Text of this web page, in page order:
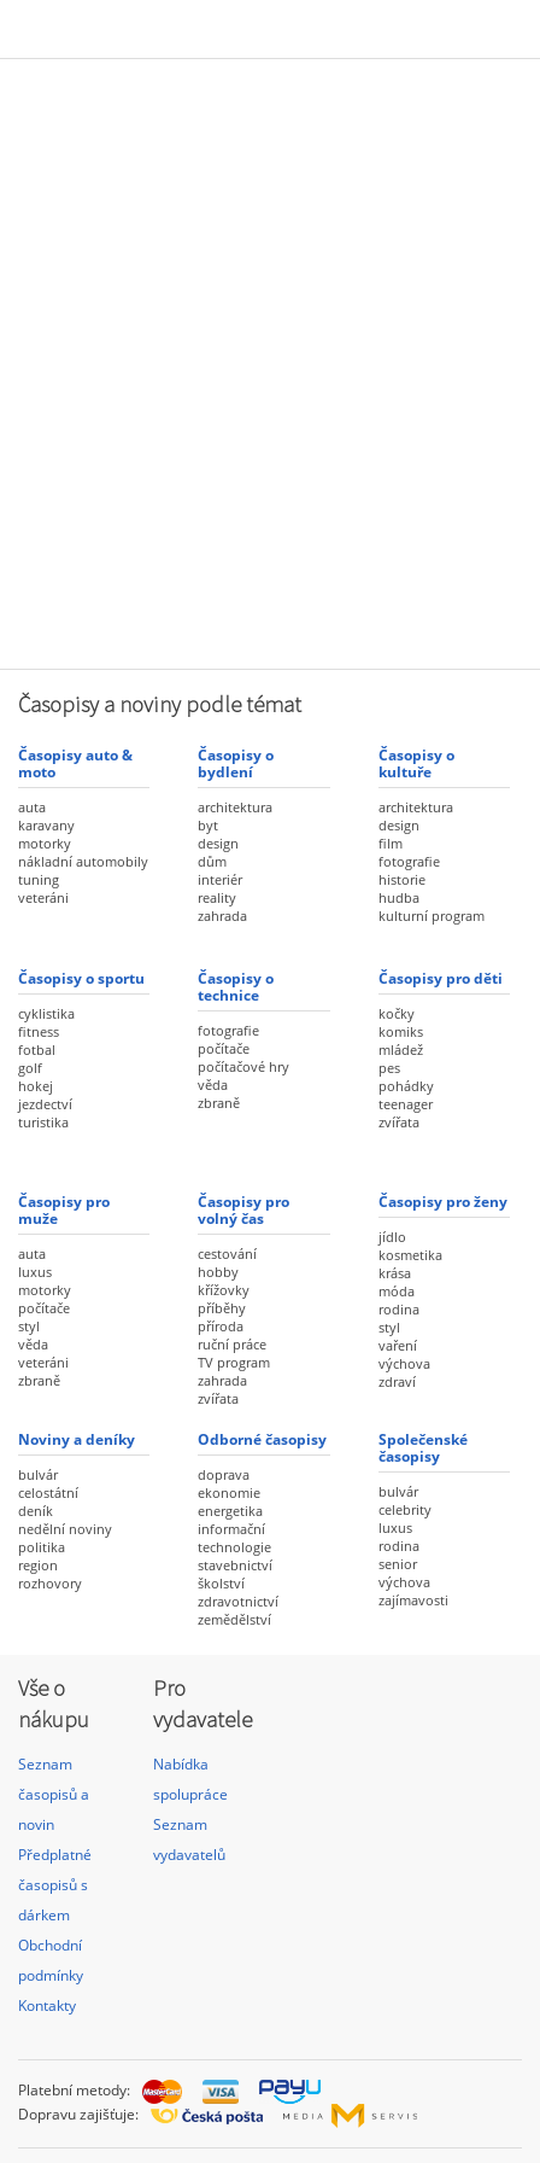
Časopisy a noviny podle témat
Časopisy auto &
moto
auta
karavany
motorky
nákladní automobily
tuning
veteráni
Časopisy o
bydlení
architektura
byt
design
dům
interiér
reality
zahrada
Časopisy o
kultuře
architektura
design
film
fotografie
historie
hudba
kulturní program
Časopisy o sportu
cyklistika
fitness
fotbal
golf
hokej
jezdectví
turistika
Časopisy o
technice
fotografie
počítače
počítačové hry
věda
zbraně
Časopisy pro děti
kočky
komiks
mládež
pes
pohádky
teenager
zvířata
Časopisy pro
muže
auta
luxus
motorky
počítače
styl
věda
veteráni
zbraně
Časopisy pro
volný čas
cestování
hobby
křížovky
příběhy
příroda
ruční práce
TV program
zahrada
zvířata
Časopisy pro ženy
jídlo
kosmetika
krása
móda
rodina
styl
vaření
výchova
zdraví
Noviny a deníky
bulvár
celostátní
deník
nedělní noviny
politika
region
rozhovory
Odborné časopisy
doprava
ekonomie
energetika
informační
technologie
stavebnictví
školství
zdravotnictví
zemědělství
Společenské
časopisy
bulvár
celebrity
luxus
rodina
senior
výchova
zajímavosti
Vše o
nákupu
Seznam
časopisů a
novin
Předplatné
časopisů s
dárkem
Obchodní
podmínky
Kontakty
Pro
vydavatele
Nabídka
spolupráce
Seznam
vydavatelů
Platební metody:
Dopravu zajišťuje: